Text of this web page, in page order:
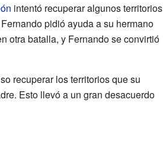
intentó recuperar algunos territorios
pidió ayuda a su hermano
otra batalla, y Fernando se convirtió
recuperar los territorios que su
Esto llevó a un gran desacuerdo